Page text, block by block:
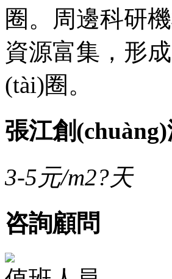
圈。周邊科研
資源富集，形
(tài)圈。
張江創
3-5元/m2?天
咨詢顧問